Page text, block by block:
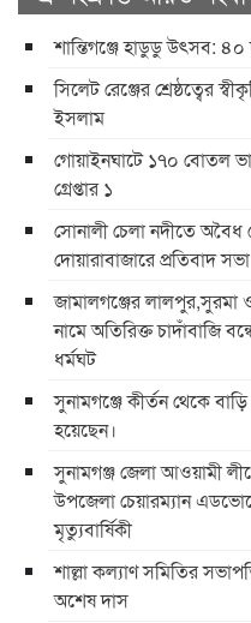
শান্তিগঞ্জে হাডুডু উৎসব:
সিলেট রেঞ্জের শ্রেষ্ঠত্বের
ইসলাম
গোয়াইনঘাটে ১৭০ বোতল
গ্রেপ্তার ১
সোনালী চেলা নদীতে অবৈধ
দোয়ারাবাজারে প্রতিবাদ সভা
জামালগঞ্জের লালপুর,সুরমা
নামে অতিরিক্ত চাদাঁবাজি
ধর্মঘট
সুনামগঞ্জে কীর্তন থেকে
হয়েছেন।
সুনামগঞ্জ জেলা আওয়ামী
উপজেলা চেয়ারম্যান
মৃত্যুবার্ষিকী
শাল্লা কল্যাণ সমিতির
অশেষ দাস